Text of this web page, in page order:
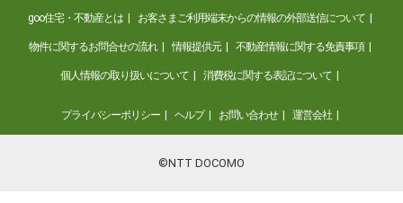
goo住宅・不動産とは お客さまご利用端末からの情報の外部送信について
物件に関するお問合せの流れ 情報提供元 不動産情報に関する免責事項
個人情報の取り扱いについて 消費税に関する表記について
プライバシーポリシー ヘルプ お問い合わせ 運営会社
©NTT DOCOMO